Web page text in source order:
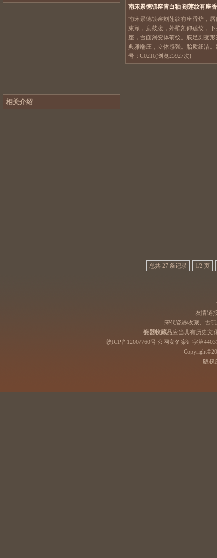
南宋景德镇窑青白釉 刻莲纹有座
南宋景德镇窑刻莲纹有座香炉，唇
束颈，扁鼓腹，外壁刻仰莲纹，
座，台面刻变体菊纹。底足刻变
典雅端庄，立体感强。胎质细洁。
号：C0210(浏览25927次)
相关介绍
总共 27 条记录 1/2 页
友情链
宋代瓷器收藏、古
瓷器收藏品应当具有历史文
赣ICP备12007760号 公网安备案证字第
版权